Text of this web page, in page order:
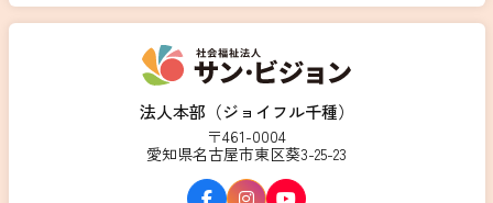
法人本部（ジョイフル千種）
〒461-0004
愛知県名古屋市東区葵3-25-23